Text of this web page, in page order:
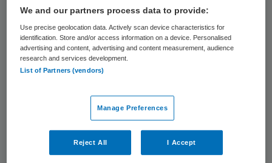
jeugdartsen, verslavingsartsen en
vertrouwensartsen.
Instroom blijft achter
SBOH waarschuwt voor het tekort omdat
de instroom bij verschillende medische
vervolgopleidingen voor artsenberoepen
buiten het ziekenhuis fors achterblijft bij
We and our partners process data to provide:
Use precise geolocation data. Actively scan device characteristics for
identification. Store and/or access information on a device. Personalised
advertising and content, advertising and content measurement, audience
research and services development.
List of Partners (vendors)
Manage Preferences
Reject All I Accept